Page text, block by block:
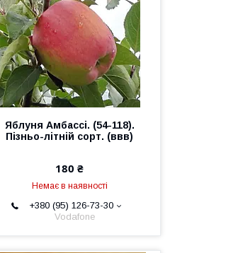
Яблуня Амбассі. (54-118).
Пізньо-літній сорт. (ввв)
180 ₴
Немає в наявності
+380 (95) 126-73-30
Vodafone